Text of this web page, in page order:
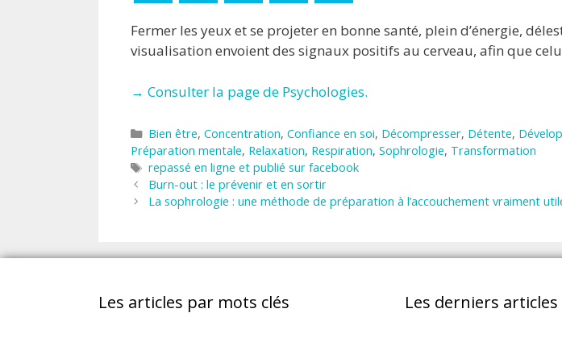
Fermer les yeux et se projeter en bonne santé, plein d’énergie,
visualisation envoient des signaux positifs au cerveau, afin que
→ Consulter la page de Psychologies.
Catégories
Bien être, Concentration, Confiance en soi, Décompresser, Détente,
Préparation mentale, Relaxation, Respiration, Sophrologie, Transformation
Étiquettes
repassé en ligne et publié sur facebook
Burn-out : le prévenir et en sortir
La sophrologie : une méthode de préparation à l’accouchement vraiment
Les articles par mots clés Les derniers articles